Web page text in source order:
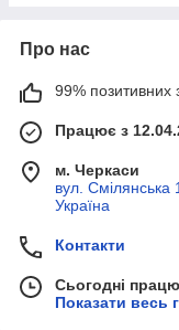
Про нас
99% позитивних
Працює з
м. Черкаси
вул. Смілянська
Україна
Контакти
Сьогодні
Показати весь